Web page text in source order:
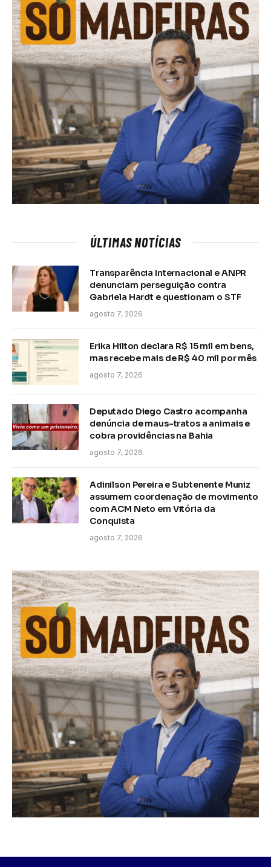
ÚLTIMAS NOTÍCIAS
Transparência Internacional e ANPR
denunciam perseguição contra
Gabriela Hardt e questionam o STF
agosto 7, 2026
Erika Hilton declara R$ 15 mil em bens,
mas recebe mais de R$ 40 mil por mês
agosto 7, 2026
Deputado Diego Castro acompanha
denúncia de maus-tratos a animais e
cobra providências na Bahia
agosto 7, 2026
Adinilson Pereira e Subtenente Muniz
assumem coordenação de movimento
com ACM Neto em Vitória da
Conquista
agosto 7, 2026